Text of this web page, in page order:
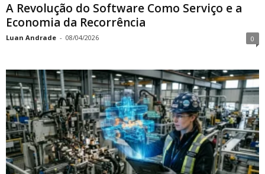
A Revolução do Software Como Serviço e a
Economia da Recorrência
Luan Andrade - 08/04/2026 0